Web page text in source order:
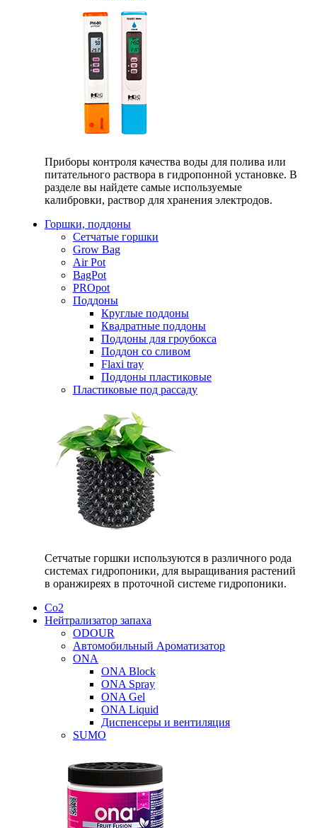
Приборы контроля качества воды для полива или
питательного раствора в гидропонной установке. В
разделе вы найдете самые используемые
калибровки, раствор для хранения электродов.
Горшки, поддоны
Сетчатые горшки
Grow Bag
Air Pot
BagPot
PROpot
Поддоны
Круглые поддоны
Квадратные поддоны
Поддоны для гроубокса
Поддон со сливом
Flaxi tray
Поддоны пластиковые
Пластиковые под рассаду
Сетчатые горшки используются в различного рода
системах гидропоники, для выращивания растений
в оранжиреях в проточной системе гидропоники.
Со2
Нейтрализатор запаха
ODOUR
Автомобильный Ароматизатор
ONA
ONA Block
ONA Spray
ONA Gel
ONA Liquid
Диспенсеры и вентиляция
SUMO